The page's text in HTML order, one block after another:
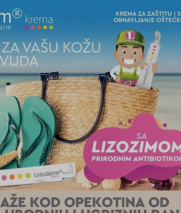
Trajno smo orijentirani prema kupcima, čije potrebe
pratimo i analiziramo s posebnom pažnjom
VIŠE
PRESS CENTAR / KORPORATIVNI VIDEO
Novi korporativni
Bosnalijek ima reputaciju
kvaliteta kompanije u potpunosti
standardima dobre proizvođačke
kupaca, partnera i regulatornih
i poboljšanje uslova rada ključ su
potvrđujemo lidersku ulogu u